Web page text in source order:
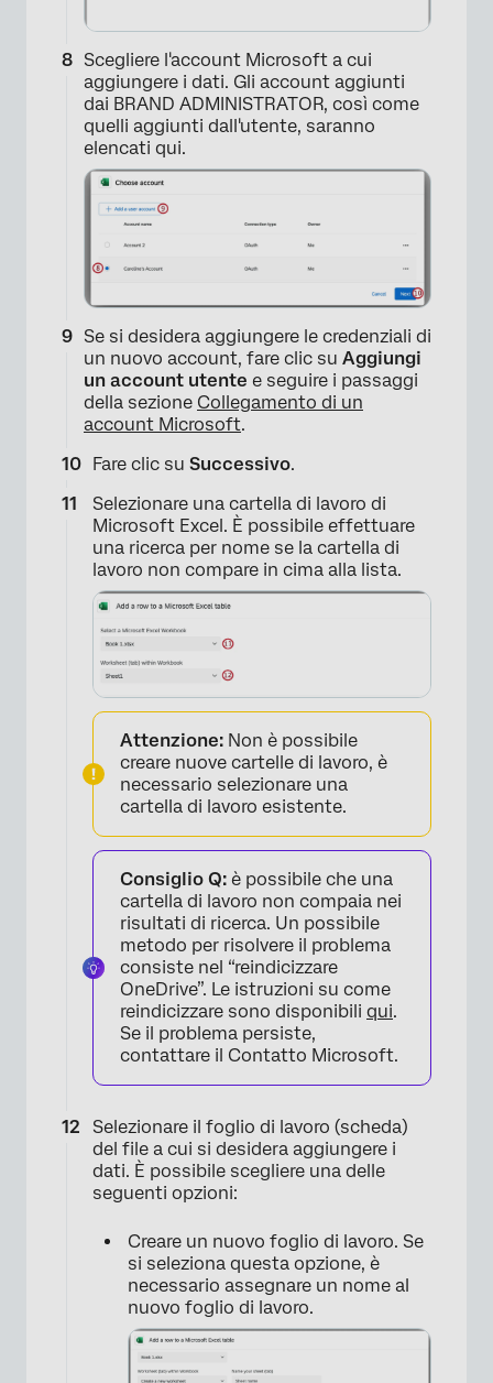
×
×
Scegliere l'account Microsoft a cui
aggiungere i dati. Gli account aggiunti
dai BRAND ADMINISTRATOR, così come
quelli aggiunti dall'utente, saranno
elencati qui.
×
Se si desidera aggiungere le credenziali di
un nuovo account, fare clic su Aggiungi
un account utente e seguire i passaggi
della sezione Collegamento di un
account Microsoft.
Fare clic su Successivo.
Selezionare una cartella di lavoro di
Microsoft Excel. È possibile effettuare
una ricerca per nome se la cartella di
lavoro non compare in cima alla lista.
Attenzione: Non è possibile
creare nuove cartelle di lavoro, è
necessario selezionare una
cartella di lavoro esistente.
Consiglio Q: è possibile che una
cartella di lavoro non compaia nei
risultati di ricerca. Un possibile
metodo per risolvere il problema
consiste nel “reindicizzare
OneDrive”. Le istruzioni su come
reindicizzare sono disponibili qui.
Se il problema persiste,
contattare il Contatto Microsoft.
Selezionare il foglio di lavoro (scheda)
del file a cui si desidera aggiungere i
dati. È possibile scegliere una delle
seguenti opzioni:
Creare un nuovo foglio di lavoro. Se
si seleziona questa opzione, è
necessario assegnare un nome al
nuovo foglio di lavoro.